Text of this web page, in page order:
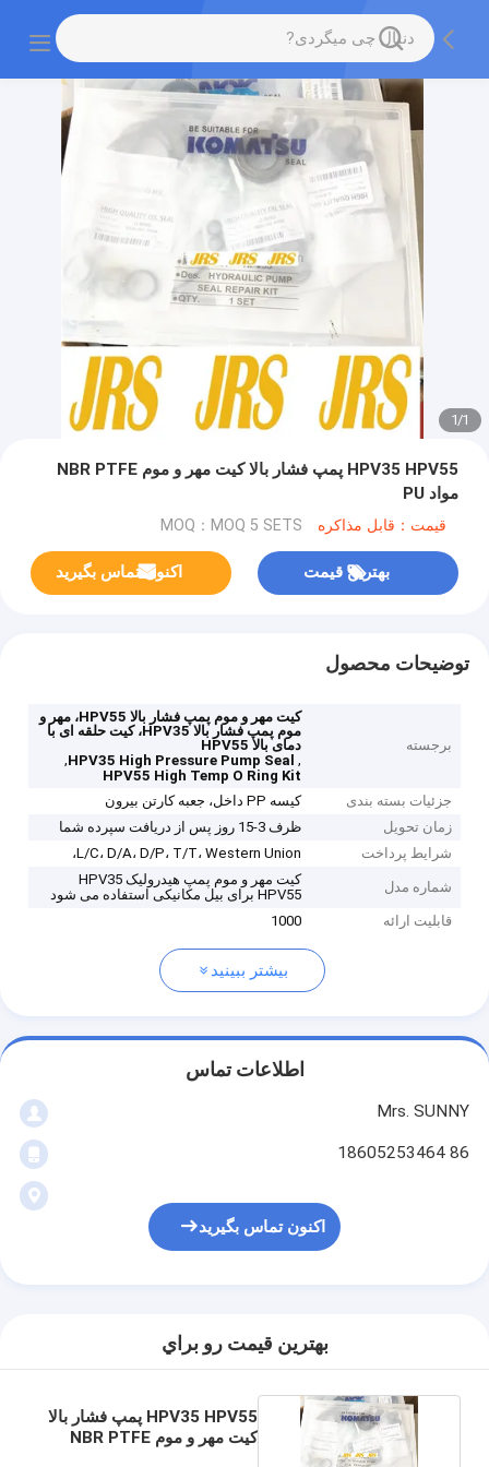
1
/
1
HPV35 HPV55 پمپ فشار بالا کیت مهر و موم NBR PTFE
مواد PU
قیمت：قابل مذاکره MOQ：MOQ 5 SETS
بهترین قیمت اکنون تماس بگیرید
توضیحات محصول
برجسته
کیت مهر و موم پمپ فشار بالا HPV55، مهر و
موم پمپ فشار بالا HPV35، کیت حلقه ای با
دمای بالا HPV55
,
HPV35 High Pressure Pump Seal
,
HPV55 High Temp O Ring Kit
جزئیات بسته بندی
کیسه PP داخل، جعبه کارتن بیرون
زمان تحویل
ظرف 3-15 روز پس از دریافت سپرده شما
شرایط پرداخت
L/C، D/A، D/P، T/T، Western Union،
شماره مدل
کیت مهر و موم پمپ هیدرولیک HPV35
HPV55 برای بیل مکانیکی استفاده می شود
قابلیت ارائه
1000
بیشتر ببینید
اطلاعات تماس
Mrs. SUNNY
86 18605253464
اکنون تماس بگیرید
بهترين قيمت رو براي
HPV35 HPV55 پمپ فشار بالا
کیت مهر و موم NBR PTFE